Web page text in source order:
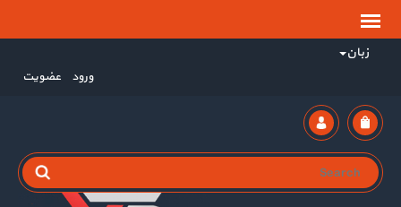
زبان
ورود عضویت